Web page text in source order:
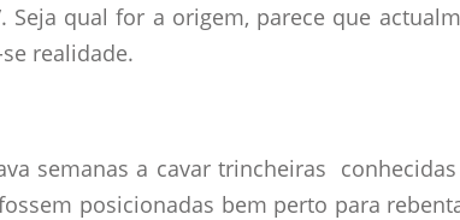
Seja qual for a origem, parece que
realidade.
semanas a cavar trincheiras conhecidas
posicionadas bem perto para